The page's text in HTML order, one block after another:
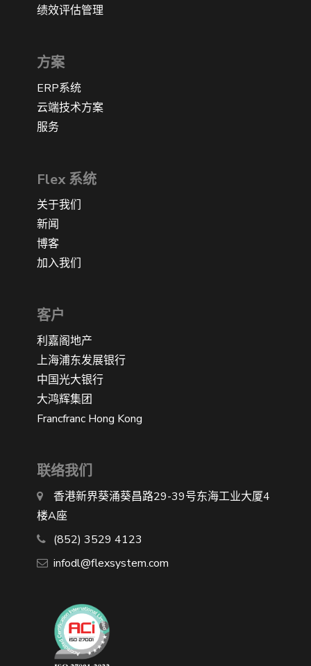
绩效评估管理
方案
ERP系统
云端技术方案
服务
Flex 系统
关于我们
新闻
博客
加入我们
客户
利嘉阁地产
上海浦东发展银行
中国光大银行
大鸿辉集团
Francfranc Hong Kong
联络我们
香港新界葵涌葵昌路29-39号东海工业大厦4
楼A座
(852) 3529 4123
infodl@flexsystem.com